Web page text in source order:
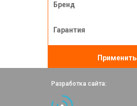
Бренд
Гарантия
Применить
Разработка сайта: